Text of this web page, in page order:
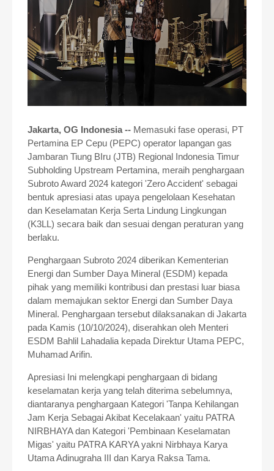
Jakarta, OG Indonesia -- Memasuki fase operasi, PT
Pertamina EP Cepu (PEPC) operator lapangan gas
Jambaran Tiung BIru (JTB) Regional Indonesia Timur
Subholding Upstream Pertamina, meraih penghargaan
Subroto Award 2024 kategori 'Zero Accident' sebagai
bentuk apresiasi atas upaya pengelolaan Kesehatan
dan Keselamatan Kerja Serta Lindung Lingkungan
(K3LL) secara baik dan sesuai dengan peraturan yang
berlaku.
Penghargaan Subroto 2024 diberikan Kementerian
Energi dan Sumber Daya Mineral (ESDM) kepada
pihak yang memiliki kontribusi dan prestasi luar biasa
dalam memajukan sektor Energi dan Sumber Daya
Mineral. Penghargaan tersebut dilaksanakan di Jakarta
pada Kamis (10/10/2024), diserahkan oleh Menteri
ESDM Bahlil Lahadalia kepada Direktur Utama PEPC,
Muhamad Arifin.
Apresiasi Ini melengkapi penghargaan di bidang
keselamatan kerja yang telah diterima sebelumnya,
diantaranya penghargaan Kategori 'Tanpa Kehilangan
Jam Kerja Sebagai Akibat Kecelakaan' yaitu PATRA
NIRBHAYA dan Kategori 'Pembinaan Keselamatan
Migas' yaitu PATRA KARYA yakni Nirbhaya Karya
Utama Adinugraha III dan Karya Raksa Tama.